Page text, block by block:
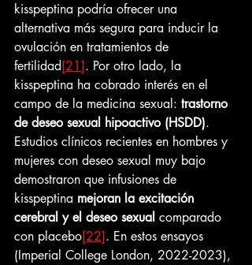
kisspeptina podría ofrecer una
alternativa más segura para inducir la
ovulación en tratamientos de
fertilidad[21]. Por otro lado, la
kisspeptina ha cobrado interés en el
campo de la medicina sexual: trastorno
de deseo sexual hipoactivo (HSDD).
Estudios clínicos recientes en hombres y
mujeres con deseo sexual muy bajo
demostraron que infusiones de
kisspeptina mejoran la excitación
cerebral y el deseo sexual comparado
con placebo[22]. En estos ensayos
(Imperial College London, 2022-2023),